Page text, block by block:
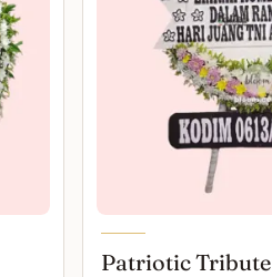
Patriotic Tribute